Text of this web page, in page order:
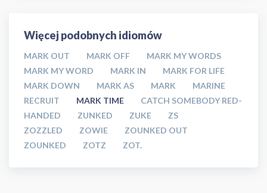
Więcej podobnych idiomów
MARK OUT MARK OFF
MARK MY WORDS
MARK MY WORD
MARK IN
MARK FOR LIFE
MARK DOWN
MARK AS MARK
MARINE
RECRUIT
MARK TIME
CATCH SOMEBODY RED-
HANDED
ZUNKED ZUKE
ZS
ZOZZLED
ZOWIE
ZOUNKED OUT
ZOUNKED
ZOTZ ZOT.